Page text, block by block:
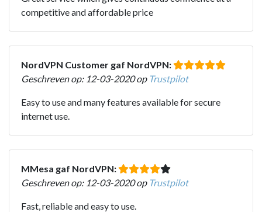
competitive and affordable price
NordVPN Customer gaf NordVPN:
Geschreven op: 12-03-2020 op Trustpilot
Easy to use and many features available for secure
internet use.
MMesa gaf NordVPN:
Geschreven op: 12-03-2020 op Trustpilot
Fast, reliable and easy to use.